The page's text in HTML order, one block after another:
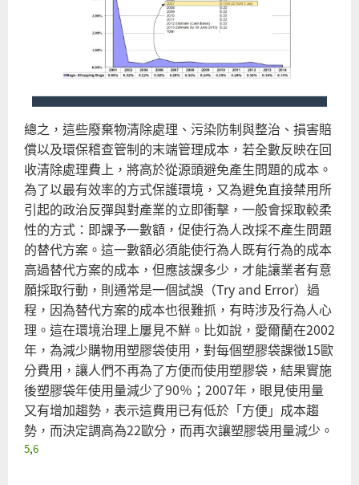
總之，這些廢棄物清除處理、污染防制與整治、損害賠
償以及環保稽查管制的末端管理成本，若全數反映在回
收清除處理費上，將高於從源頭避免產生問題的成本。
為了以最有效率的方式保護環境，又為避免直接禁用所
引起的政治反彈與對產業的立即衝擊，一般會採取較柔
性的方式：即課予一數額，促使行為人改採不產生問題
的替代方案。這一數額必須能使行為人既有行為的成本
高過替代方案的成本，但應該課多少，才能讓業者有意
願採取行動，則通常是一個試誤（Try and Error）過
程，因為替代方案的成本也很難抓，有時涉及行為人心
理。這在環境治理上屢見不鮮。比如說，愛爾蘭在2002
年，為減少購物用塑膠袋使用，對每個塑膠袋課徵15歐
分費用，讓人們不再為了方便而使用塑膠袋，結果實施
後塑膠袋年使用量減少了90％；2007年，眼見使用量
又有增加趨勢，表示這費用已有低於「方便」成本趨
勢，而決定調高為22歐分，而再次讓塑膠袋用量減少。
5,6